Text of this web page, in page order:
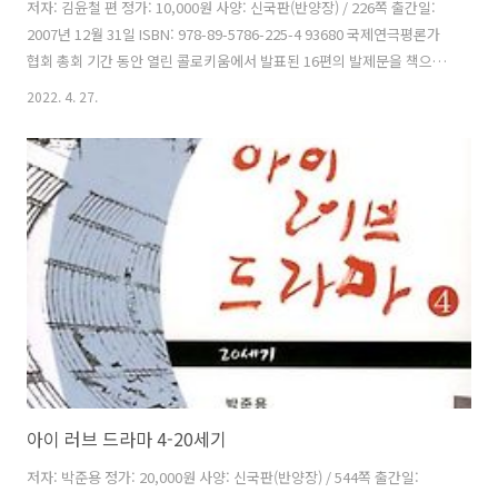
저자: 김윤철 편 정가: 10,000원 사양: 신국판(반양장) / 226쪽 출간일:
2007년 12월 31일 ISBN: 978-89-5786-225-4 93680 국제연극평론가
협회 총회 기간 동안 열린 콜로키움에서 발표된 16편의 발제문을 책으로
엮었다. 아시아권, 미주권, 유럽권 등 세계 곳곳의 연극현상을 접할 수 있
좌표를 그리는 데 도움이 될 것이다. 차례 편집인의 말 서론 김윤철 / 신
연극성과 비평의 대응: 유럽의 경우 Ⅰ. 새로운 연극성: 현대연극 현상 파
트리스 파비스 / 2006 아비뇽연극제의 연출: 투쟁 범주의 확장 산야 니케
비치 / 영국의 ‘In-Yer-Face’, ‘New European Drama’ 그리고 연출가
의 역..
2022. 4. 27.
아이 러브 드라마 4-20세기
저자: 박준용 정가: 20,000원 사양: 신국판(반양장) / 544쪽 출간일: